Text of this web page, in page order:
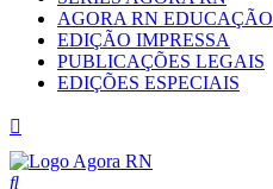
AGORA RN EDUCAÇÃO
EDIÇÃO IMPRESSA
PUBLICAÇÕES LEGAIS
EDIÇÕES ESPECIAIS